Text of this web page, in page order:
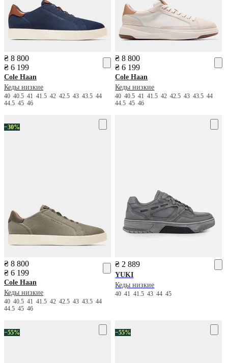
₴ 8 800
₴ 6 199
Cole Haan
Кеды низкие
40 40.5 41 41.5 42 42.5 43 43.5 44
44.5 45 46
₴ 8 800
₴ 6 199
Cole Haan
Кеды низкие
4040.54141.54242.54343.544
44.54546
−30%
₴ 8 800
₴ 6 199
Cole Haan
Кеды низкие
40 40.5 41 41.5 42 42.5 43 43.5 44
44.5 45 46
₴ 2 889
YUKI
Кеды низкие
404141.5434445
−55% −55%